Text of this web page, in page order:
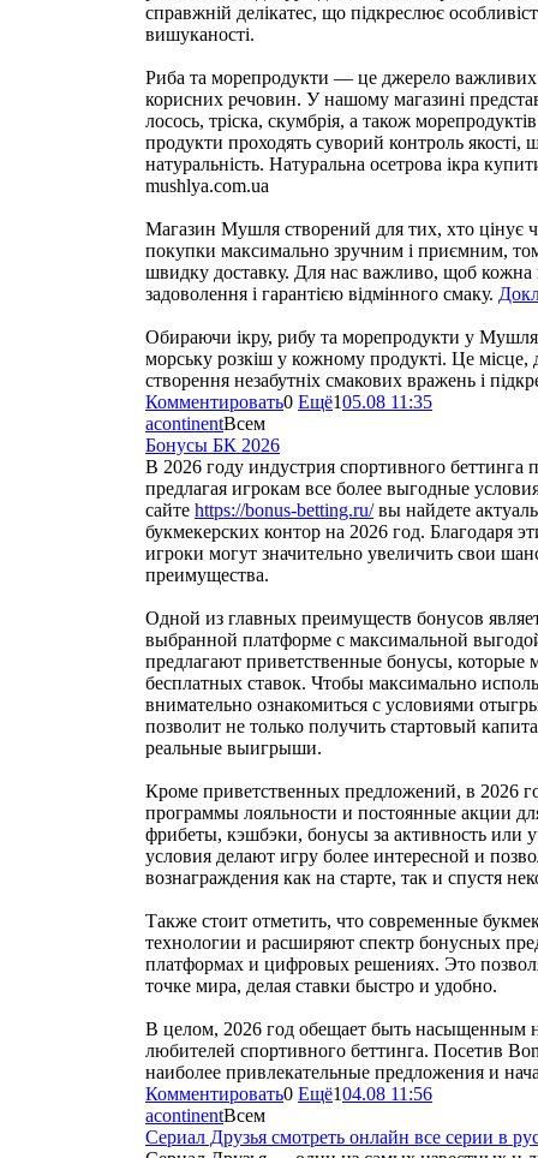
справжній делікатес, що підкреслює
вишуканості.
Риба та морепродукти — це джерело
корисних речовин. У нашому магазині
лосось, тріска, скумбрія, а також
продукти проходять суворий контроль якості,
натуральність. Натуральна осетрова ікра
mushlya.com.ua
Магазин Мушля створений для тих, хто цінує
покупки максимально зручним і приємним,
швидку доставку. Для нас важливо, щоб кожна
задоволення і гарантією відмінного смаку.
Обираючи ікру, рибу та морепродукти у
морську розкіш у кожному продукті. Це місце,
створення незабутніх смакових вражень і
Комментировать0 Ещё105.08 11:35
acontinentВсем
Бонусы БК 2026
В 2026 году индустрия спортивного беттинга
предлагая игрокам все более выгодные
сайте https://bonus-betting.ru/вы найдете
букмекерских контор на 2026 год.
игроки могут значительно увеличить свои
преимущества.
Одной из главных преимуществ бонусов
выбранной платформе с максимальной
предлагают приветственные бонусы, которые
бесплатных ставок. Чтобы максимально
внимательно ознакомиться с условиями
позволит не только получить стартовый
реальные выигрыши.
Кроме приветственных предложений, в 2026
программы лояльности и постоянные акции
фрибеты, кэшбэки, бонусы за активность или
условия делают игру более интересной и
вознаграждения как на старте, так и спустя
Также стоит отметить, что современные
технологии и расширяют спектр бонусных
платформах и цифровых решениях. Это
точке мира, делая ставки быстро и удобно.
В целом, 2026 год обещает быть насыщенным
любителей спортивного беттинга. Посетив
наиболее привлекательные предложения и
Комментировать0 Ещё104.08 11:56
acontinentВсем
Сериал Друзья смотреть онлайн все серии в